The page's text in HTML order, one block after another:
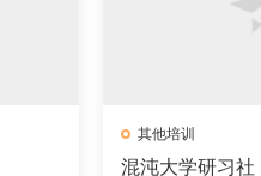
其他培训
混沌大学研习